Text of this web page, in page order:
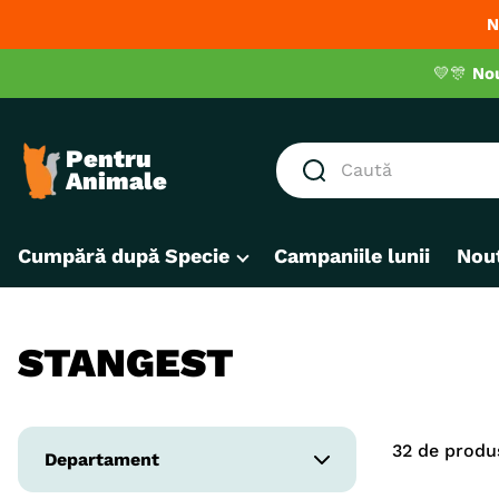
💛🎊
Caută
1. hrana umeda pisici
hrana uscata câini
7. hypoallergenic
Cumpără după Specie Campaniile lunii
STANGEST
Departament 32 de